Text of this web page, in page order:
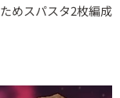
めスパスタ2枚編成